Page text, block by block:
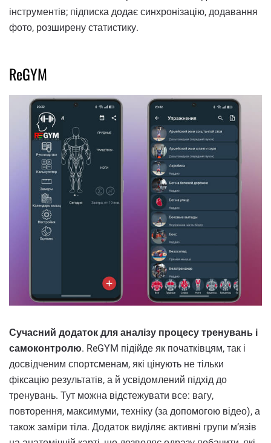
інструментів; підписка додає синхронізацію, додавання
фото, розширену статистику.
ReGYM
Сучасний додаток для аналізу процесу тренувань і
самоконтролю. ReGYM підійде як початківцям, так і
досвідченим спортсменам, які цінують не тільки
фіксацію результатів, а й усвідомлений підхід до
тренувань. Тут можна відстежувати все: вагу,
повторення, максимуми, техніку (за допомогою відео), а
також заміри тіла. Додаток виділяє активні групи м’язів